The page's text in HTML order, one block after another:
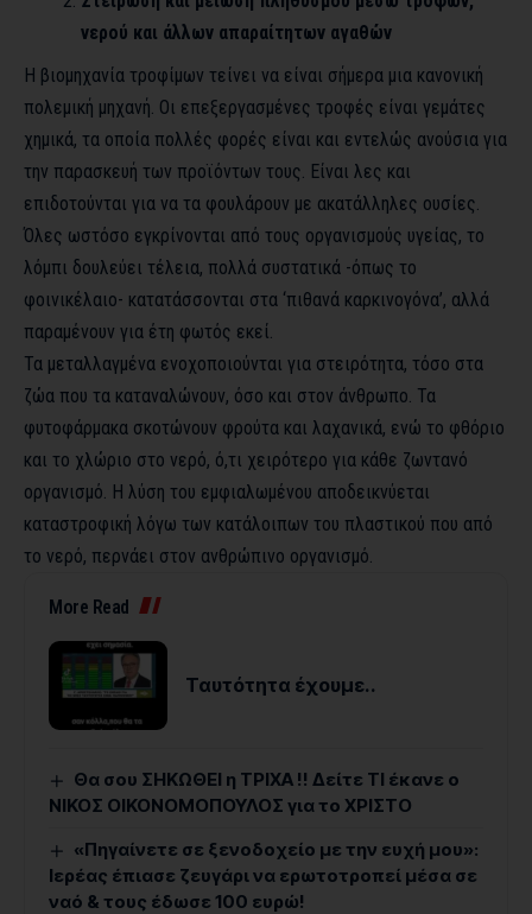
νερού και άλλων απαραίτητων αγαθών
Η βιομηχανία τροφίμων τείνει να είναι σήμερα μια κανονική
πολεμική μηχανή. Οι επεξεργασμένες τροφές είναι γεμάτες
χημικά, τα οποία πολλές φορές είναι και εντελώς ανούσια για
την παρασκευή των προϊόντων τους. Είναι λες και
επιδοτούνται για να τα φουλάρουν με ακατάλληλες ουσίες.
Όλες ωστόσο εγκρίνονται από τους οργανισμούς υγείας, το
λόμπι δουλεύει τέλεια, πολλά συστατικά -όπως το
φοινικέλαιο- κατατάσσονται στα ‘πιθανά καρκινογόνα’, αλλά
παραμένουν για έτη φωτός εκεί.
Τα μεταλλαγμένα ενοχοποιούνται για στειρότητα, τόσο στα
ζώα που τα καταναλώνουν, όσο και στον άνθρωπο. Τα
φυτοφάρμακα σκοτώνουν φρούτα και λαχανικά, ενώ το φθόριο
και το χλώριο στο νερό, ό,τι χειρότερο για κάθε ζωντανό
οργανισμό. Η λύση του εμφιαλωμένου αποδεικνύεται
καταστροφική λόγω των κατάλοιπων του πλαστικού που από
το νερό, περνάει στον ανθρώπινο οργανισμό.
More Read
Ταυτότητα έχουμε..
Θα σου ΣΗΚΩΘΕΙ η ΤΡΙΧΑ !! Δείτε ΤΙ έκανε ο
ΝΙΚΟΣ ΟΙΚΟΝΟΜΟΠΟΥΛΟΣ για το ΧΡΙΣΤΟ
«Πηγαίνετε σε ξενοδοχείο με την ευχή μου»:
Ιερέας έπιασε ζευγάρι να ερωτοτροπεί μέσα σε
ναό & τους έδωσε 100 ευρώ!